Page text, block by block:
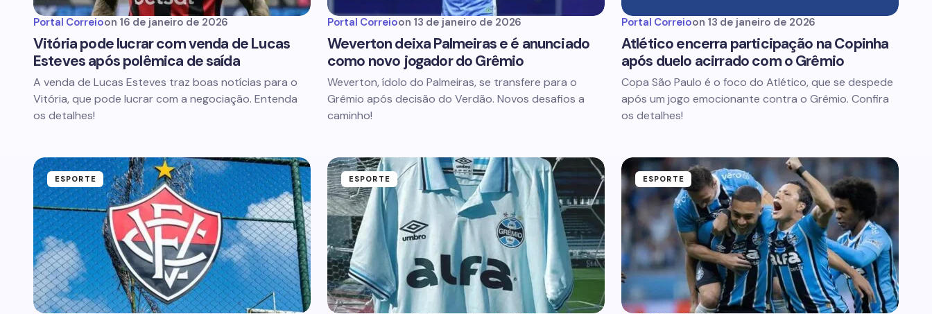
Portal Correioon 16 de janeiro de 2026
Vitória pode lucrar com venda de Lucas
Esteves após polêmica de saída
A venda de Lucas Esteves traz boas notícias para o
Vitória, que pode lucrar com a negociação. Entenda
os detalhes!
Portal Correioon 13 de janeiro de 2026
Weverton deixa Palmeiras e é anunciado
como novo jogador do Grêmio
Weverton, ídolo do Palmeiras, se transfere para o
Grêmio após decisão do Verdão. Novos desafios a
caminho!
Portal Correioon 13 de janeiro de 2026
Atlético encerra participação na Copinha
após duelo acirrado com o Grêmio
Copa São Paulo é o foco do Atlético, que se despede
após um jogo emocionante contra o Grêmio. Confira
os detalhes!
ESPORTE ESPORTE ESPORTE